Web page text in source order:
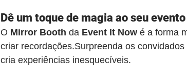
Dê um toque de magia ao seu evento
O Mirror Booth da Event It Now é a forma
criar recordações.Surpreenda os
cria experiências inesquecíveis.